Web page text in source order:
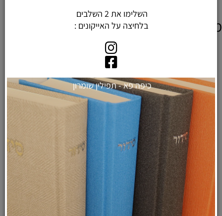
מוצרים דומים
סידור כריכת בד - דגם "מלכות"
150
₪ 89
השלימו את 2 השלבים
בלחיצה על האייקונים :
כיפה פא - תפילין שומרון